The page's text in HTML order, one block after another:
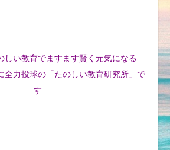
しい教育でますます賢く元気になる
全力投球の「たのしい教育研究所」で
す